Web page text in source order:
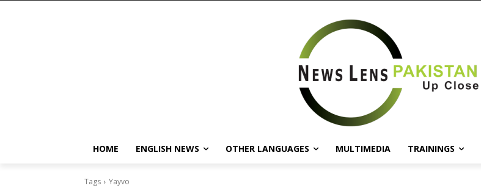
HOME ENGLISH NEWS OTHER LANGUAGES MULTIMEDIA TRAININGS
Tags Yayvo